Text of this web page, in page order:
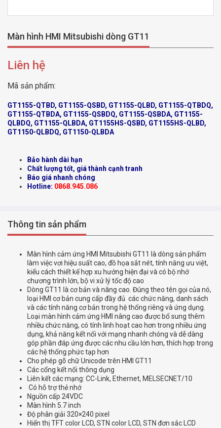
Màn hình HMI Mitsubishi dòng GT11
Liên hệ
Mã sản phẩm:
GT1155-QTBD, GT1155-QSBD, GT1155-QLBD, GT1155-QTBDQ,
GT1155-QTBDA, GT1155-QSBDQ, GT1155-QSBDA, GT1155-
QLBDQ, GT1155-QLBDA, GT1155HS-QSBD, GT1155HS-QLBD,
GT1150-QLBDQ, GT1150-QLBDA
Bảo hành dài hạn
Chất lượng tốt, giá thành cạnh tranh
Báo giá nhanh chóng
Hotline: 0868.945.086
Thông tin sản phẩm
Màn hình cảm ứng HMI Mitsubishi GT11 là dòng sản phẩm
làm việc vơi hiệu suất cao, đồ họa sắt nét, tính năng ưu việt,
kiểu cách thiết kế hợp xu hướng hiện đại và có bộ nhớ
chương trình lớn, bộ vi xử lý tốc độ cao
Dòng GT11 là cơ bản và nâng cao. Đúng theo tên gọi của nó,
loại HMI cơ bản cung cấp đầy đủ các chức năng, danh sách
và các tính năng cơ bản trong hệ thống riêng và ứng dụng.
Loại màn hình cảm ứng HMI nâng cao được bổ sung thêm
nhiều chức năng, có tính linh hoạt cao hơn trong nhiều ứng
dụng, khả năng kết nối với mạng nhanh chóng và dễ dàng
góp phần đáp ứng được các nhu cầu lớn hơn, thích hợp trong
các hệ thống phức tạp hơn
Cho phép gõ chữ Unicode trên HMI GT11
Các cổng kết nối thông dụng
Liên kết các mạng: CC-Link, Ethernet, MELSECNET/10
Có hỗ trợ thẻ nhớ
Nguồn cấp 24VDC
Màn hình 5.7 inch
Độ phân giải 320×240 pixel
Hiển thị TFT color LCD, STN color LCD, STN đơn sắc LCD